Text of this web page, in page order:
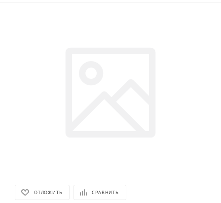
ОТЛОЖИТЬ СРАВНИТЬ